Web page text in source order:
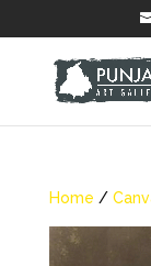
Home /